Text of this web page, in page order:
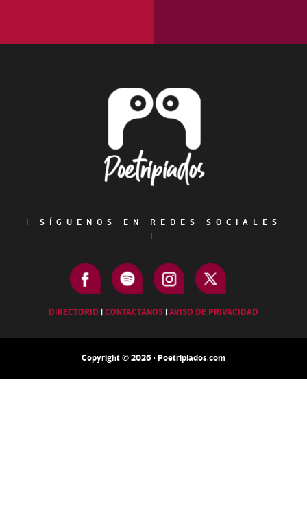
|
SÍGUENOS EN REDES SOCIALES
|
DIRECTORIO |CONTACTANOS |AVISO DE PRIVACIDAD
Copyright © 2026 · Poetripiados.com